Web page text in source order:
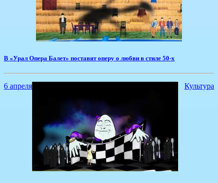
В «Урал Опера Балет» поставят оперу о любви в стиле 50-х
6 апреля Культура